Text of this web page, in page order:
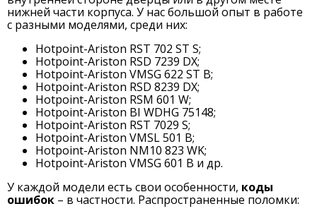
нижней части корпуса. У нас большой опыт в работе
с разными моделями, среди них:
Hotpoint-Ariston RST 702 ST S;
Hotpoint-Ariston RSD 7239 DX;
Hotpoint-Ariston VMSG 622 ST B;
Hotpoint-Ariston RSD 8239 DX;
Hotpoint-Ariston RSM 601 W;
Hotpoint-Ariston BI WDHG 75148;
Hotpoint-Ariston RST 7029 S;
Hotpoint-Ariston VMSL 501 B;
Hotpoint-Ariston NM10 823 WK;
Hotpoint-Ariston VMSG 601 B и др.
У каждой модели есть свои особенности, коды
ошибок – в частности. Распространенные поломки: